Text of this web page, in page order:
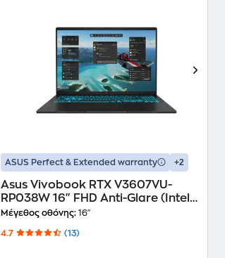
ASUS Perfect & Extended warranty +2
Asus Vivobook RTX V3607VU-
RP038W 16" FHD Anti-Glare (Intel
Core 5-210H/16GB/512 GB
4050/Win11Home) Laptop
Μέγεθος οθόνης:16"
4.7 (13)